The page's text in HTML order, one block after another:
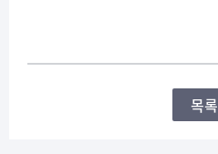
목록